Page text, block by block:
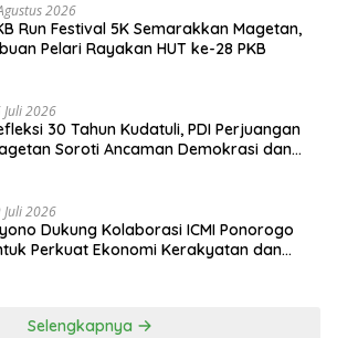
2026
Run Festival 5K Semarakkan Magetan,
Pelari Rayakan HUT ke-28 PKB
Juli 2026
30 Tahun Kudatuli, PDI Perjuangan
Soroti Ancaman Demokrasi dan
Juli 2026
Dukung Kolaborasi ICMI Ponorogo
Perkuat Ekonomi Kerakyatan dan
Selengkapnya